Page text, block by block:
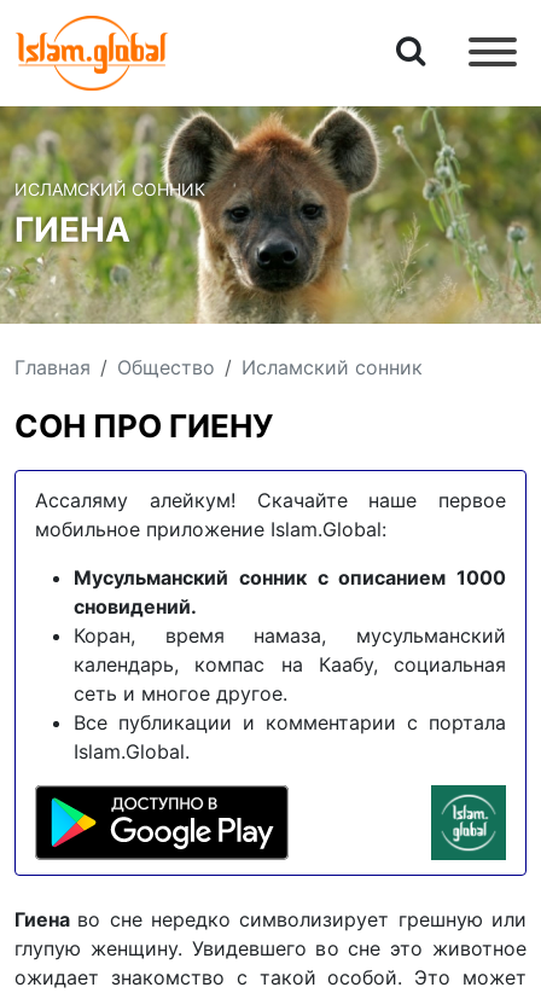
ИСЛАМСКИЙ СОННИК
ГИЕНА
Главная Общество Исламский сонник
СОН ПРО ГИЕНУ
Ассаляму алейкум! Скачайте наше первое
мобильное приложение Islam.Global:
Мусульманский сонник с описанием 1000
сновидений.
Коран, время намаза, мусульманский
календарь, компас на Каабу, социальная
сеть и многое другое.
Все публикации и комментарии с портала
Islam.Global.
Гиена во сне нередко символизирует грешную или
глупую женщину. Увидевшего во сне это животное
ожидает знакомство с такой особой. Это может